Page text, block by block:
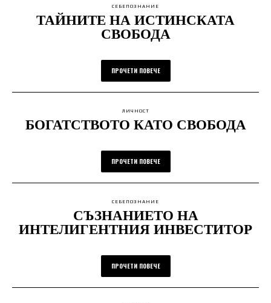
СЕБЕПОЗНАНИЕ
ТАЙНИТЕ НА ИСТИНСКАТА
СВОБОДА
ПРОЧЕТИ ПОВЕЧЕ
ЛИЧНОСТ
БОГАТСТВОТО КАТО СВОБОДА
ПРОЧЕТИ ПОВЕЧЕ
СЕБЕПОЗНАНИЕ
СЪЗНАНИЕТО НА
ИНТЕЛИГЕНТНИЯ ИНВЕСТИТОР
ПРОЧЕТИ ПОВЕЧЕ